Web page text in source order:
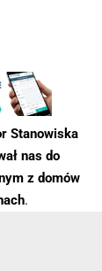
Stanowiska
nas do
z domów
.